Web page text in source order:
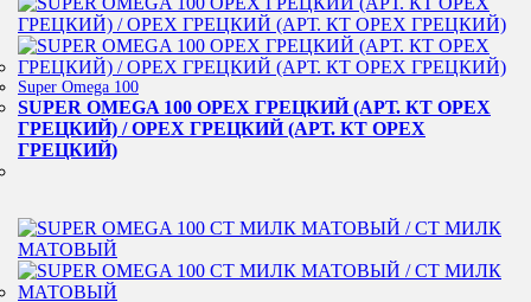
Super Omega 100
SUPER OMEGA 100 ОРЕХ ГРЕЦКИЙ (АРТ. КТ ОРЕХ
ГРЕЦКИЙ) / ОРЕХ ГРЕЦКИЙ (АРТ. КТ ОРЕХ
ГРЕЦКИЙ)